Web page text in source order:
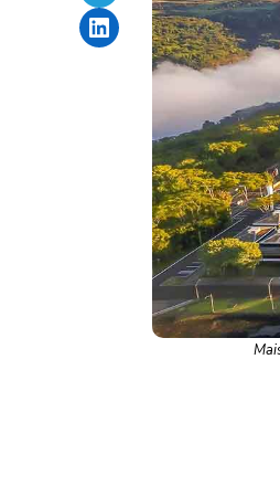
Share on LinkedIn